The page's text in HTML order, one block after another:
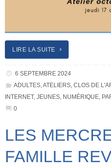
LIRE LA SUITE
6 SEPTEMBRE 2024
ADULTES, ATELIERS, CLOS DE
INTERNET, JEUNES NUMÉRIQUE
0
LES
FAMILLE